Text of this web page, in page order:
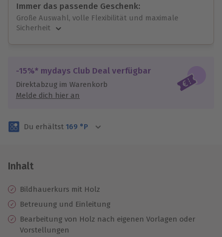
Immer das passende Geschenk:
Große Auswahl, volle Flexibilität und maximale
Sicherheit
Jeder Gutschein für alle Erlebnisse einlösbar.
Maximale Sicherheit
3 Jahre gültig & verlängerbar.
-15%* mydays Club Deal verfügbar
Direktabzug im Warenkorb
Melde dich hier an
Du erhältst 169 °P
Inhalt
Bildhauerkurs mit Holz
Betreuung und Einleitung
Bearbeitung von Holz nach eigenen Vorlagen oder
Vorstellungen